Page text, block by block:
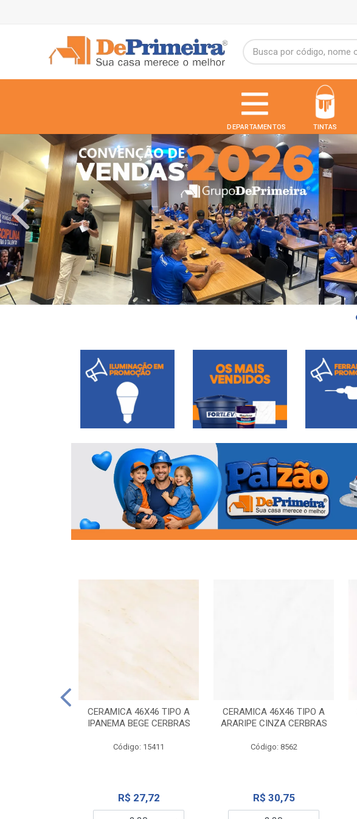
DEPARTAMENTOS TINTAS
CERAMICA 46X46 TIPO A
IPANEMA BEGE CERBRAS
Código: 15411
R$ 27,72
CERAMICA 46X46 TIPO A
ARARIPE CINZA CERBRAS
Código: 8562
R$ 30,75